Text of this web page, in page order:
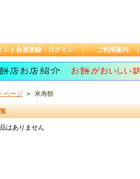
ント会員登録・ログイン ｜ ご利用案内
ページ > 米寿餅
はありません